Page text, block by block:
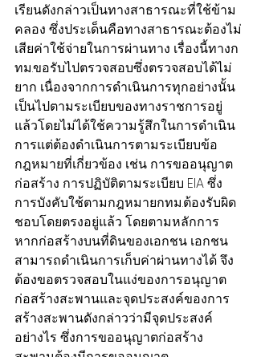
เรียนดังกล่าวเป็นทางสาธารณะที่ใช้ข้าม
คลอง ซึ่งประเด็นคือทางสาธารณะต้องไม่
เสียค่าใช้จ่ายในการผ่านทาง เรื่องนี้ทางก
ทม.ขอรับไปตรวจสอบซึ่งตรวจสอบได้ไม่
ยาก เนื่องจากการดำเนินการทุกอย่างนั้น
เป็นไปตามระเบียบของทางราชการอยู่
แล้วโดยไม่ได้ใช้ความรู้สึกในการดำเนิน
การแต่ต้องดำเนินการตามระเบียบข้อ
กฎหมายที่เกี่ยวข้อง เช่น การขออนุญาต
ก่อสร้าง การปฏิบัติตามระเบียบ EIA ซึ่ง
การบังคับใช้ตามกฎหมายกทม.ต้องรับผิด
ชอบโดยตรงอยู่แล้ว โดยตามหลักการ
หากก่อสร้างบนที่ดินของเอกชน เอกชน
สามารถดำเนินการเก็บค่าผ่านทางได้ จึง
ต้องขอตรวจสอบในแง่ของการอนุญาต
ก่อสร้างสะพานและจุดประสงค์ของการ
สร้างสะพานดังกล่าวว่ามีจุดประสงค์
อย่างไร ซึ่งการขออนุญาตก่อสร้าง